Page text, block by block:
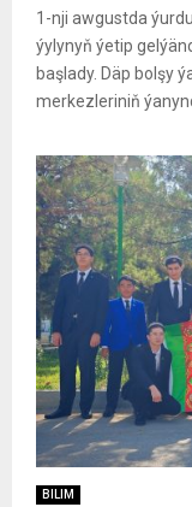
1-nji awgustda
ýylynyň ýetip
başlady. Däp bolşy
merkezleriniň
BILIM